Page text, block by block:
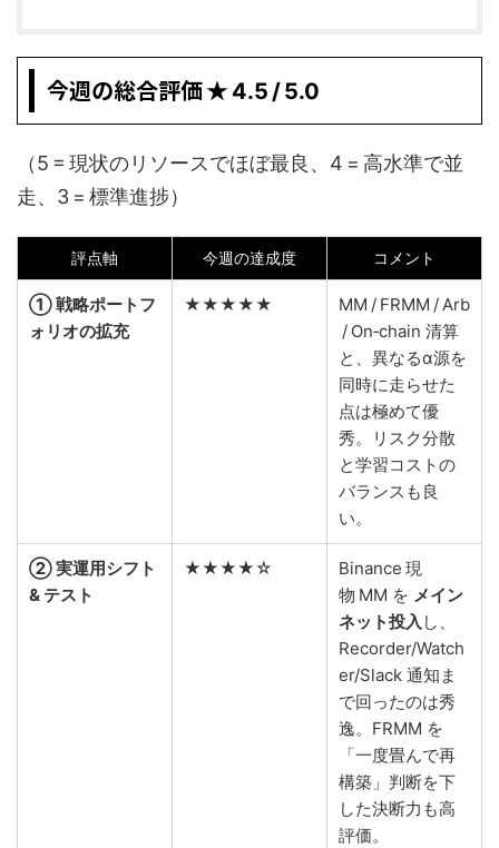
今週の総合評価 ★ 4.5 / 5.0
（5 = 現状のリソースでほぼ最良、4 = 高水準で並
走、3 = 標準進捗）
評点軸 今週の達成度 コメント
① 戦略ポートフ
ォリオの拡充
★★★★★
MM / FRMM / Arb
/ On‑chain 清算
と、異なるα源を
同時に走らせた
点は極めて優
秀。リスク分散
と学習コストの
バランスも良
い。
② 実運用シフト
& テスト
★★★★☆
Binance 現
物 MM を メイン
ネット投入 し、
Recorder/Watch
er/Slack 通知ま
で回ったのは秀
逸。FRMM を
「一度畳んで再
構築」判断を下
した決断力も高
評価。